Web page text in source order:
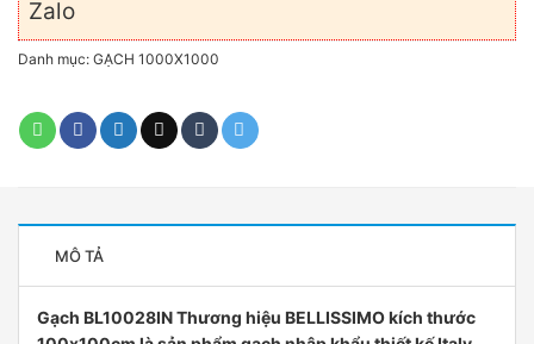
Danh mục: GẠCH 1000X1000
MÔ TẢ
Gạch BL10028IN Thương hiệu BELLISSIMO kích thước